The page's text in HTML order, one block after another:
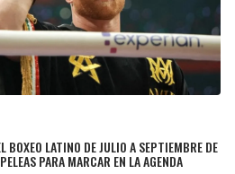
BOXEO LATINO DE JULIO A SEPTIEMBRE DE
PARA MARCAR EN LA AGENDA